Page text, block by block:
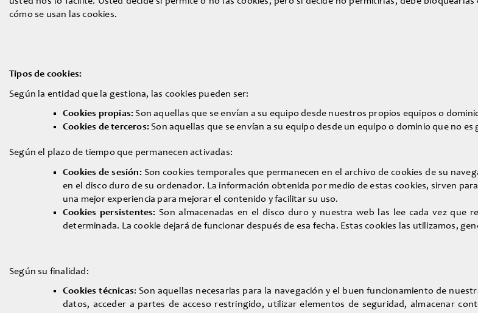
cómo se usan las cookies.
Tipos de cookies:
Según la entidad que la gestiona, las cookies pueden ser:
Cookies propias: Son aquellas que se envían a su equipo desde nuestros propios equipos o
Cookies de terceros: Son aquellas que se envían a su equipo desde un equipo o dominio que no
Según el plazo de tiempo que permanecen activadas:
Cookies de sesión: Son cookies temporales que permanecen en el archivo de cookies de su
en el disco duro de su ordenador. La información obtenida por medio de estas cookies, sirven
una mejor experiencia para mejorar el contenido y facilitar su uso.
Cookies persistentes: Son almacenadas en el disco duro y nuestra web las lee cada vez que
determinada. La cookie dejará de funcionar después de esa fecha. Estas cookies las utilizamos,
Según su finalidad:
Cookies técnicas: Son aquellas necesarias para la navegación y el buen funcionamiento de
datos, acceder a partes de acceso restringido, utilizar elementos de seguridad, almacenar